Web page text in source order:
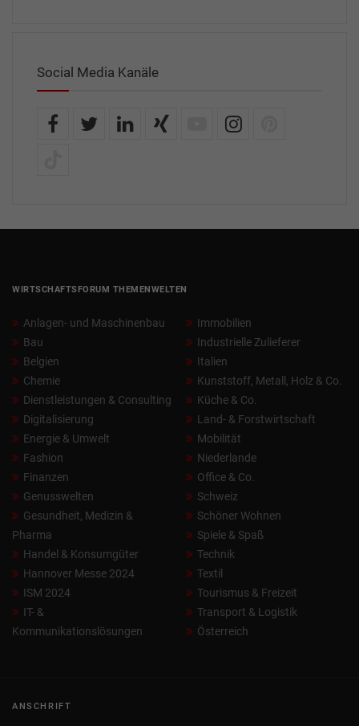
Social Media Kanäle
WIRTSCHAFTSFORUM THEMENWELTEN
Anlagen- und Maschinenbau
Bau
Belgien
Chemie
Dienstleistungen & Consulting
Digitalisierung
Energie & Umwelt
Fashion
Finanzen
Genusswelten
Gesundheit, Medizin &
Pharma
Handel & Konsumgüter
Hannover Messe 2024
ISM 2024
IT- &
Kommunikationslösungen
Immobilien
Industrielle Zulieferer
Italien
Kunststoff, Metall, Holz & Co.
Küche & Co.
Land- & Forstwirtschaft
Mobilität
Niederlande
Office & Co.
Schweiz
Schöner Wohnen
Spiele & Spaß
Technik
Textil
Tourismus & Freizeit
Transport & Logistik
Österreich
ANSCHRIFT